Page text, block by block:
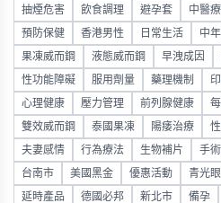
抽煙危害 飲食調理 避孕套 中醫
預防保健 香港男性 日常生活 中
果凍威而鋼 液態威而鋼 早洩成因
性功能障礙 服用劑量 藥理機制
心理健康 壓力管理 前列腺健康
雙效威而鋼 泰國果凍 陽痿治療
夫妻感情 行為療法 生物補片 手
台南市 美國黑金 優惠活動 青光眼
延時產品 德國必邦 新北市 備孕